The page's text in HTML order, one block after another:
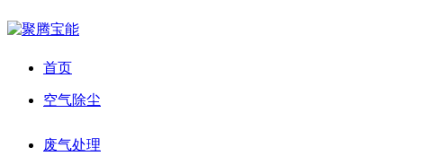
首页
空气除尘
废气处理